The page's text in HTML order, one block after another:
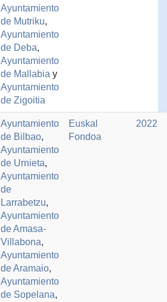
Ayuntamiento
de Mutriku,
Ayuntamiento
de Deba,
Ayuntamiento
de Mallabia y
Ayuntamiento
de Zigoitia
Ayuntamiento
de Bilbao,
Ayuntamiento
de Urnieta,
Ayuntamiento
de
Larrabetzu,
Ayuntamiento
de Amasa-
Villabona,
Ayuntamiento
de Aramaio,
Ayuntamiento
de Sopelana,
Euskal
Fondoa
2022